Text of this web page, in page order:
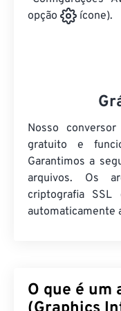
opção
ícone).
Nosso
gratuito e
Garantimos a
arquivos. Os
criptografia
automaticamente
O que é um